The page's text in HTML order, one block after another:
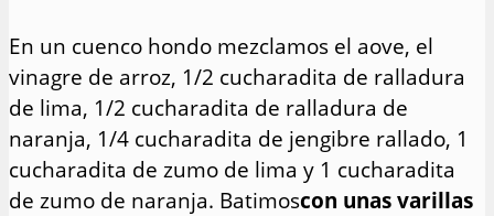
En un cuenco hondo mezclamos el aove, el
vinagre de arroz, 1/2 cucharadita de ralladura
de lima, 1/2 cucharadita de ralladura de
naranja, 1/4 cucharadita de jengibre rallado, 1
cucharadita de zumo de lima y 1 cucharadita
de zumo de naranja. Batimoscon unas varillas